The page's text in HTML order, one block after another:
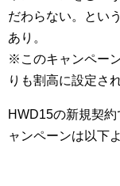
だわらない。とい
あり。
※このキャンペー
りも割高に設定さ
HWD15の新規契
ャンペーンは以下よ